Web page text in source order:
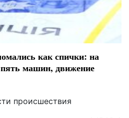
как спички: на
пять машин, движение
происшествия